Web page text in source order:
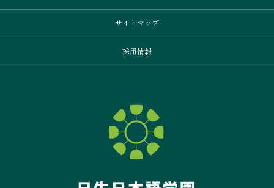
サイトマップ
採用情報